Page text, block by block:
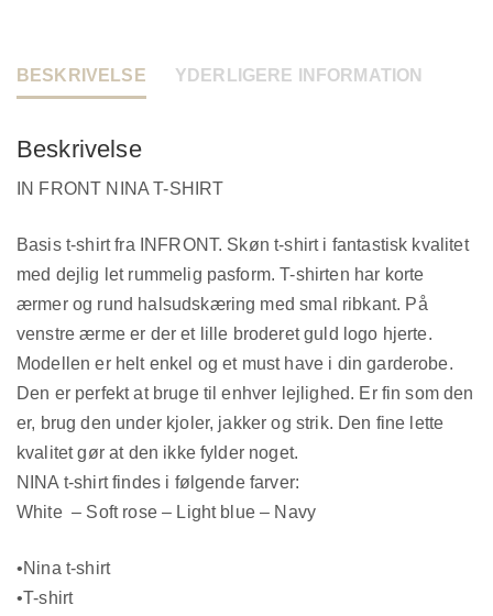
BESKRIVELSE YDERLIGERE INFORMATION
Beskrivelse
IN FRONT NINA T-SHIRT
Basis t-shirt fra INFRONT. Skøn t-shirt i fantastisk kvalitet
med dejlig let rummelig pasform. T-shirten har korte
ærmer og rund halsudskæring med smal ribkant. På
venstre ærme er der et lille broderet guld logo hjerte.
Modellen er helt enkel og et must have i din garderobe.
Den er perfekt at bruge til enhver lejlighed. Er fin som den
er, brug den under kjoler, jakker og strik. Den fine lette
kvalitet gør at den ikke fylder noget.
NINA t-shirt findes i følgende farver:
White – Soft rose – Light blue – Navy
•Nina t-shirt
•T-shirt